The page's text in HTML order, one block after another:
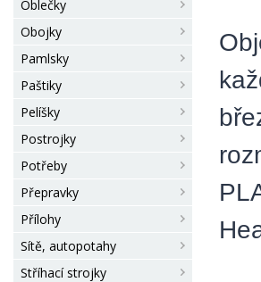
Oblečky
Obojky
Pamlsky
Paštiky
Pelíšky
Postrojky
Potřeby
Přepravky
Přílohy
Sítě, autopotahy
Stříhací strojky